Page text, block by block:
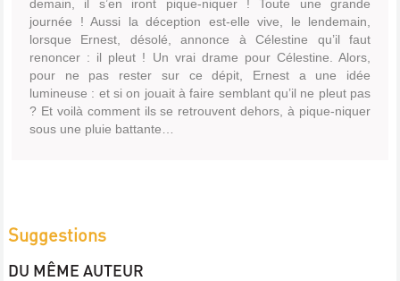
demain, il s’en iront pique-niquer ! Toute une grande
journée ! Aussi la déception est-elle vive, le lendemain,
lorsque Ernest, désolé, annonce à Célestine qu’il faut
renoncer : il pleut ! Un vrai drame pour Célestine. Alors,
pour ne pas rester sur ce dépit, Ernest a une idée
lumineuse : et si on jouait à faire semblant qu’il ne pleut pas
? Et voilà comment ils se retrouvent dehors, à pique-niquer
sous une pluie battante…
Suggestions
DU MÊME AUTEUR